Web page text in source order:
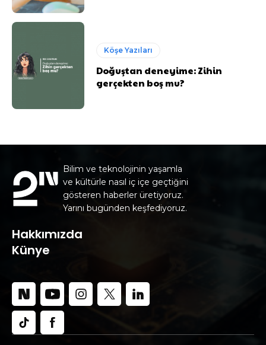
Köşe Yazıları
Doğuştan deneyime: Zihin
gerçekten boş mu?
Bilim ve teknolojinin yaşamla
ve kültürle nasıl iç içe geçtiğini
gösteren haberler üretiyoruz.
Yarını bugünden keşfediyoruz.
Hakkımızda
Künye